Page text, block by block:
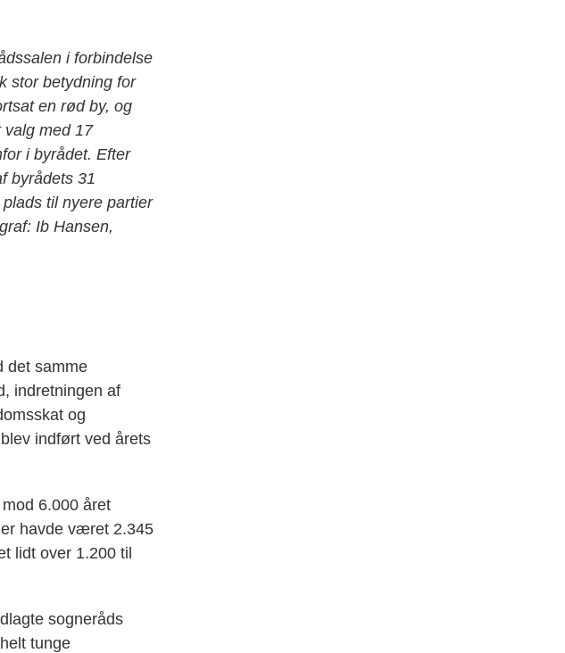
i forbindelse
stor betydning for
en rød by, og
valg med 17
i byrådet. Efter
byrådets 31
til nyere partier
Ib Hansen,
det samme
indretningen af
og
indført ved årets
6.000 året
havde været 2.345
lidt over 1.200 til
sogneråds
tunge